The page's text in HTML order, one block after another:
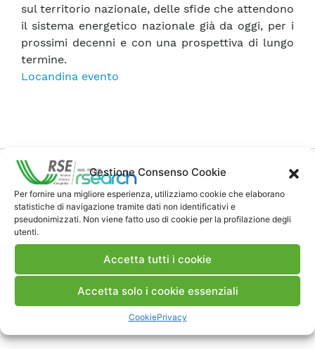
Gestione Consenso Cookie
Per fornire una migliore esperienza, utilizziamo cookie che elaborano
statistiche di navigazione tramite dati non identificativi e
pseudonimizzati. Non viene fatto uso di cookie per la profilazione degli
utenti.
Accetta tutti i cookie
Accetta solo i cookie essenziali
CookiePrivacy
sul territorio nazionale, delle sfide che attendono
il sistema energetico nazionale già da oggi, per i
prossimi decenni e con una prospettiva di lungo
termine.
Locandina evento
Contatti
Note Legali
Dove siamo